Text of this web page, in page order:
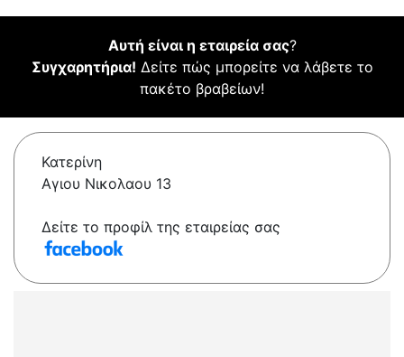
Αυτή είναι η εταιρεία σας?
Συγχαρητήρια! Δείτε πώς μπορείτε να λάβετε το
πακέτο βραβείων!
Κατερίνη
Αγιου Νικολαου 13
Δείτε το προφίλ της εταιρείας σας